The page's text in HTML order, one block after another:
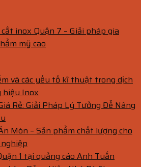
inox Quận 7 – Giải pháp gia
mỹ cao
và các yếu tố kĩ thuật trong dịch
hiệu Inox
Rẻ: Giải Pháp Lý Tưởng Để Nâng
Mòn – Sản phẩm chất lượng cho
1 tại quảng cáo Anh Tuấn